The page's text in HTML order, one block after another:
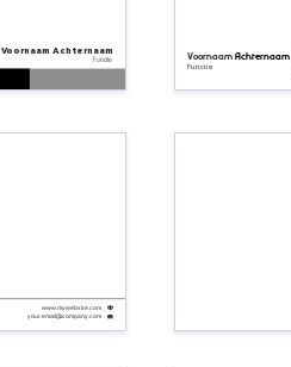
Voornaam Achternaam
Functie VoornaamAchternaam
Functie
www.mywebsite.com
your.email@company.com